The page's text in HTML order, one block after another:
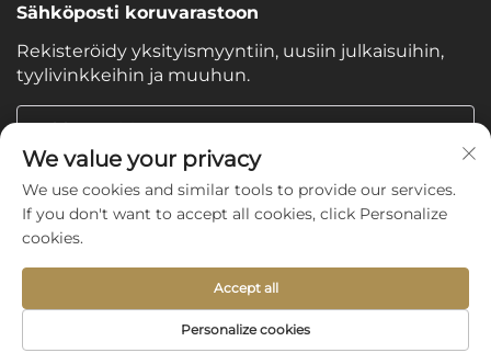
Sähköposti koruvarastoon
Rekisteröidy yksityismyyntiin, uusiin julkaisuihin,
tyylivinkkeihin ja muuhun.
Sähköpostisi
Subscribe
Copyright © 2025 by Shijiazhuang Yishu International Trade
Co., Ltd. -Tietosuojakäytäntö
We value your privacy
We use cookies and similar tools to provide our services.
If you don't want to accept all cookies, click Personalize
cookies.
Personalize cookies
Accept all